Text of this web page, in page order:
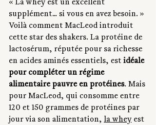
« La whey est un excellent
supplément... si vous en avez besoin. »
Voilà comment MacLeod introduit
cette star des shakers. La protéine de
lactosérum, réputée pour sa richesse
en acides aminés essentiels, est idéale
pour compléter un régime
alimentaire pauvre en protéines. Mais
pour MacLeod, qui consomme entre
120 et 150 grammes de protéines par
jour via son alimentation, la whey est